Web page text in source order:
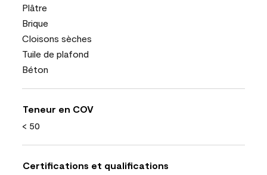
Plâtre
Brique
Cloisons sèches
Tuile de plafond
Béton
Teneur en COV
< 50
Certifications et qualifications